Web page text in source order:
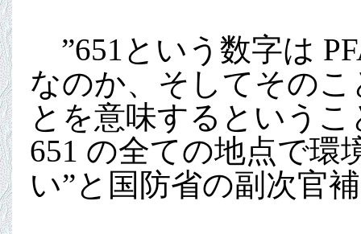
”651という数字は
なのか、そしてその
とを意味するという
651 の全ての地点で環
い”と国防省の副次官